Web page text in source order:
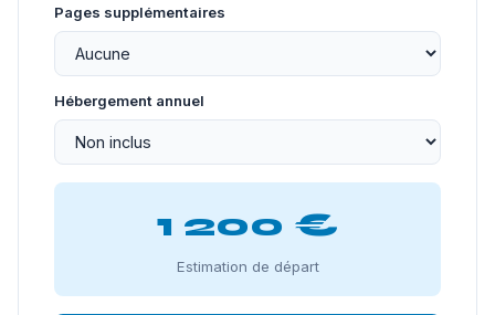
Pages supplémentaires
Hébergement annuel
1 200 €
Estimation de départ